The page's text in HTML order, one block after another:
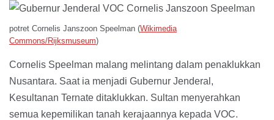
potret Cornelis Janszoon Speelman (Wikimedia
Commons/Rijksmuseum)
Cornelis Speelman malang melintang dalam penaklukkan
Nusantara. Saat ia menjadi Gubernur Jenderal,
Kesultanan Ternate ditaklukkan. Sultan menyerahkan
semua kepemilikan tanah kerajaannya kepada VOC.